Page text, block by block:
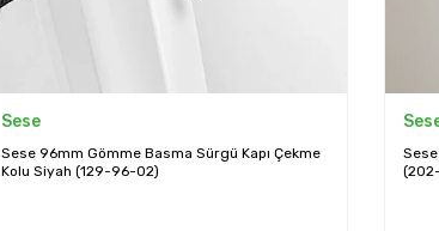
Sese
Sese 96mm Gömme Basma Sürgü Kapı Çekme
Kolu Siyah (129-96-02)